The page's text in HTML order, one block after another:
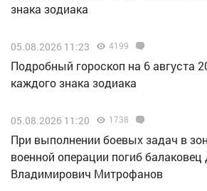
знака зодиака
05.08.2026 11:23 4199
Подробный гороскоп на 6 августа
каждого знака зодиака
05.08.2026 11:20 1738
При выполнении боевых задач в
военной операции погиб
Владимирович Митрофанов